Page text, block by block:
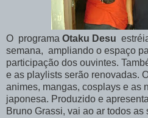
O programa Otaku Desu
semana, ampliando o espaço
participação dos ouvintes.
e as playlists serão renovadas.
animes, mangas, cosplays e as
japonesa. Produzido e
Bruno Grassi, vai ao ar todos as